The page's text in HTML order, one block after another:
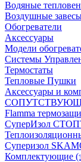
Водяные
Воздушные
Обогреватели
Аксессуары
Модели
Системы
Термостаты
Тепловые Пушки
Аксессуары и
Flamma
СуперИзол
Суперизол
Комплектующие